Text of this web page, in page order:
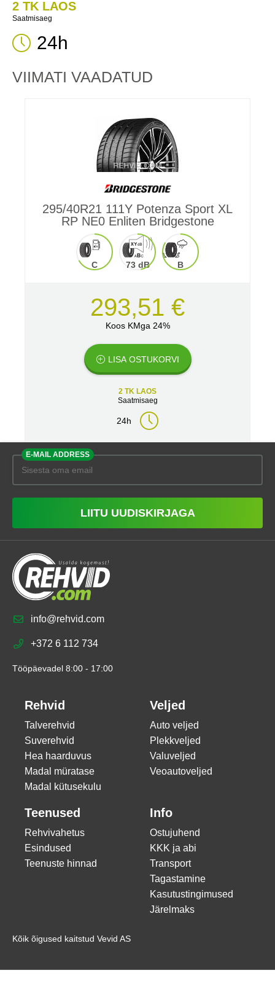
2 TK LAOS
Saatmisaeg
24h
VIIMATI VAADATUD
295/40R21 111Y Potenza Sport XL
RP NE0 Enliten Bridgestone
C 73 dB B
293,51 €
Koos KMga 24%
LISA OSTUKORVI
2 TK LAOS
Saatmisaeg
24h
E-MAIL ADDRESS
LIITU UUDISKIRJAGA
info@rehvid.com
+372 6 112 734
Tööpäevadel 8:00 - 17:00
Rehvid
Talverehvid
Suverehvid
Hea haarduvus
Madal müratase
Madal kütusekulu
Veljed
Auto veljed
Plekkveljed
Valuveljed
Veoautoveljed
Teenused
Rehvivahetus
Esindused
Teenuste hinnad
Info
Ostujuhend
KKK ja abi
Transport
Tagastamine
Kasutustingimused
Järelmaks
Kõik õigused kaitstud Vevid AS